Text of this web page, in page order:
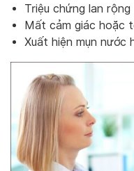
Triệu chứng lan
Mất cảm giác hoặc
Xuất hiện mụn nước